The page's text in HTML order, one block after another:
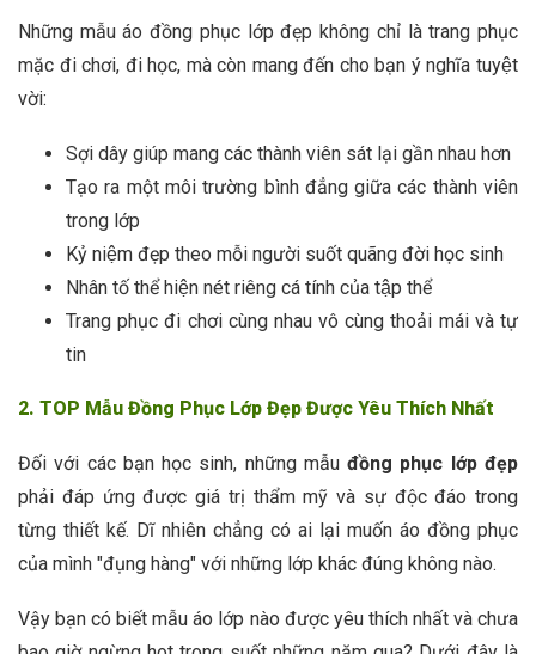
Những mẫu áo đồng phục lớp đẹp không chỉ là trang phục
mặc đi chơi, đi học, mà còn mang đến cho bạn ý nghĩa tuyệt
vời:
Sợi dây giúp mang các thành viên sát lại gần nhau hơn
Tạo ra một môi trường bình đẳng giữa các thành viên
trong lớp
Kỷ niệm đẹp theo mỗi người suốt quãng đời học sinh
Nhân tố thể hiện nét riêng cá tính của tập thể
Trang phục đi chơi cùng nhau vô cùng thoải mái và tự
tin
2. TOP Mẫu Đồng Phục Lớp Đẹp Được Yêu Thích Nhất
Đối với các bạn học sinh, những mẫuđồng phục lớp đẹp
phải đáp ứng được giá trị thẩm mỹ và sự độc đáo trong
từng thiết kế. Dĩ nhiên chẳng có ai lại muốn áo đồng phục
của mình "đụng hàng" với những lớp khác đúng không nào.
Vậy bạn có biết mẫu áo lớp nào được yêu thích nhất và chưa